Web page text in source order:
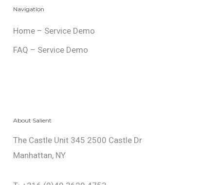
Navigation
Home – Service Demo
FAQ – Service Demo
About Salient
The Castle Unit 345 2500 Castle Dr
Manhattan, NY